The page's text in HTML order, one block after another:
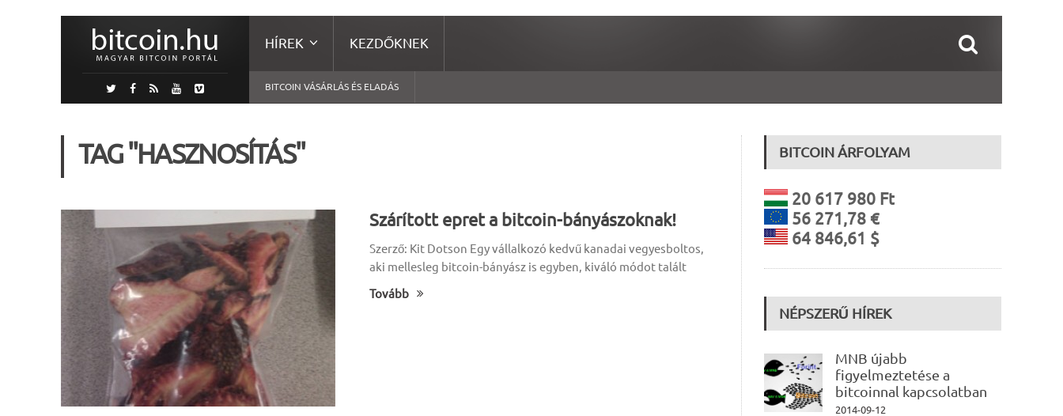
HÍREK KEZDŐKNEK
BITCOIN VÁSÁRLÁS ÉS ELADÁS
TAG "HASZNOSÍTÁS"
Szárított epret a bitcoin-bányászoknak!
Szerző: Kit Dotson Egy vállalkozó kedvű kanadai vegyesboltos,
aki mellesleg bitcoin-bányász is egyben, kiváló módot talált
Tovább
BITCOIN ÁRFOLYAM
20 617 980 Ft
56 271,78 €
64 846,61 $
NÉPSZERŰ HÍREK
MNB újabb
figyelmeztetése a
bitcoinnal kapcsolatban
2014-09-12